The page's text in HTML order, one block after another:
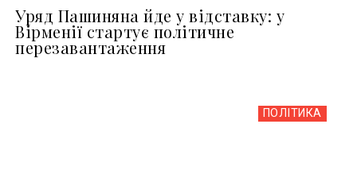
Уряд Пашиняна йде у відставку: у
Вірменії стартує політичне
перезавантаження
ПОЛІТИКА